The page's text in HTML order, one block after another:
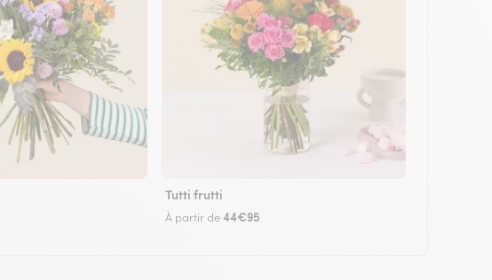
Tutti frutti
À partir de44€95